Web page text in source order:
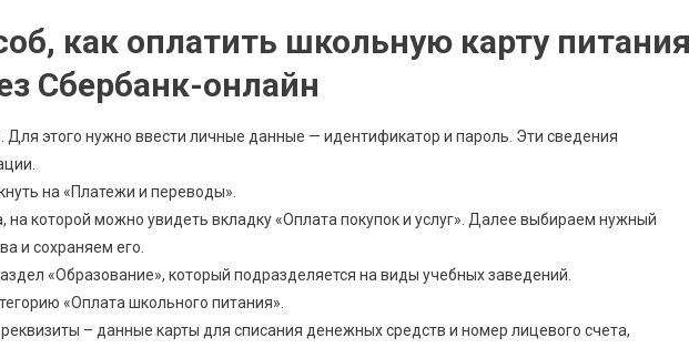
как оплатить школьную карту
Сбербанк-онлайн
Для этого нужно ввести личные данные — идентификатор и пароль. Эти сведения
на «Платежи и переводы».
на которой можно увидеть вкладку «Оплата покупок и услуг». Далее выбираем нужный
и сохраняем его.
«Образование», который подразделяется на виды учебных заведений.
«Оплата школьного питания».
– данные карты для списания денежных средств и номер лицевого счета,